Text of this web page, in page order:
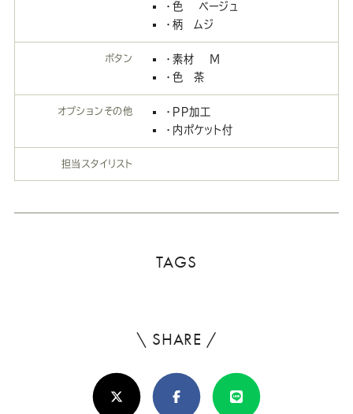
・色 ベージュ
・柄 ムジ
ボタン
・素材 Ｍ
・色 茶
オプションその他
・ＰＰ加工
・内ポケット付
担当スタイリスト
TAGS
\ SHARE /
ろ
し
X(Twitter)FacebookLine